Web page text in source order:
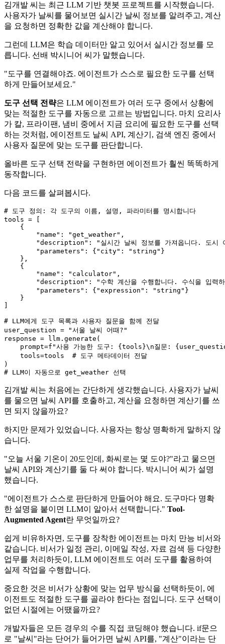
김개발 씨는 최근 LLM 기반 챗봇 프로젝트를 시작했습니다.
사용자가 날씨를 물어보면 실시간 날씨 정보를 알려주고, 계산
을 요청하면 정확한 값을 계산해야 합니다.
그런데 LLM은 학습 데이터만 알고 있어서 실시간 정보를 모
릅니다. 선배 박시니어 씨가 말했습니다.
"도구를 연결해야죠. 에이전트가 스스로 필요한 도구를 선택
하게 만들어보세요."
도구 선택 전략은 LLM 에이전트가 여러 도구 중에서 상황에
맞는 적절한 도구를 자동으로 고르는 방법입니다. 마치 요리사
가 칼, 프라이팬, 냄비 중에서 지금 요리에 필요한 도구를 선택
하는 것처럼, 에이전트도 날씨 API, 계산기, 검색 엔진 중에서
사용자 질문에 맞는 도구를 판단합니다.
올바른 도구 선택 전략을 구현하면 에이전트가 훨씬 똑똑하게
동작합니다.
다음 코드를 살펴봅시다.
# 도구 정의: 각 도구의 이름, 설명, 파라미터를 명시합니다
tools = [
    {
"name" : "get_weather" ,
"description" :
"실시간 날씨 정보를 가져옵니다. 도시
"parameters" : { "city" : "string" }
    },
    {
"name" : "calculator" ,
"description" :
"수학 계산을 수행합니다. 수식을 입력
"parameters" : { "expression" : "string" }
    }
# LLM에게 도구 목록과 사용자 질문을 함께 전달
user_question =
"서울 날씨 어때?"
response = llm.generate(
    prompt=
f"사용 가능한 도구: {tools}\n질문:
    tools=tools
# 도구 메타데이터 전달
# LLM이 자동으로 get_weather 선택
김개발 씨는 처음에는 간단하게 생각했습니다. 사용자가 날씨
를 물으면 날씨 API를 호출하고, 계산을 요청하면 계산기를 쓰
면 되지 않을까요?
하지만 문제가 있었습니다. 사용자는 항상 명확하게 말하지 않
습니다.
"오늘 서울 기온이 20도인데, 화씨로는 몇 도야?"라고 물으면
날씨 API와 계산기를 둘 다 써야 합니다. 박시니어 씨가 설명
했습니다.
"에이전트가 스스로 판단하게 만들어야 해요. 도구마다 명확
한 설명을 붙이면 LLM이 알아서 선택합니다." Tool-
Augmented Agent란 무엇일까요?
쉽게 비유하자면, 도구를 장착한 에이전트는 마치 만능 비서와
같습니다. 비서가 일정 관리, 이메일 작성, 자료 검색 등 다양한
업무를 처리하듯이, LLM 에이전트도 여러 도구를 활용하여
실제 작업을 수행합니다.
중요한 것은 비서가 상황에 맞는 업무 방식을 선택하듯이, 에
이전트도 적절한 도구를 골라야 한다는 점입니다. 도구 선택이
없던 시절에는 어땠을까요?
개발자들은 모든 경우의 수를 직접 코딩해야 했습니다. if문으
로 "날씨"라는 단어가 들어가면 날씨 API를, "계산"이라는 단